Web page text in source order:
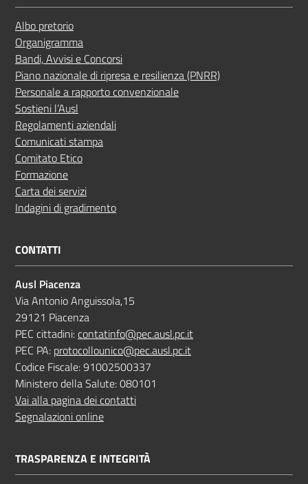
Albo pretorio
Organigramma
Bandi, Avvisi e Concorsi
Piano nazionale di ripresa e resilienza (PNRR)
Personale a rapporto convenzionale
Sostieni l’Ausl
Regolamenti aziendali
Comunicati stampa
Comitato Etico
Formazione
Carta dei servizi
Indagini di gradimento
CONTATTI
Ausl Piacenza
Via Antonio Anguissola,15
29121 Piacenza
PEC cittadini:contatinfo@pec.ausl.pc.it
PEC PA: protocollounico@pec.ausl.pc.it
Codice Fiscale: 91002500337
Ministero della Salute: 080101
Vai alla pagina dei contatti
Segnalazioni online
TRASPARENZA E INTEGRITÀ